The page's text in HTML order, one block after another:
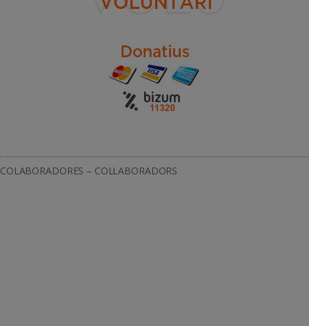
COLABORADORES – COL·LABORADORS